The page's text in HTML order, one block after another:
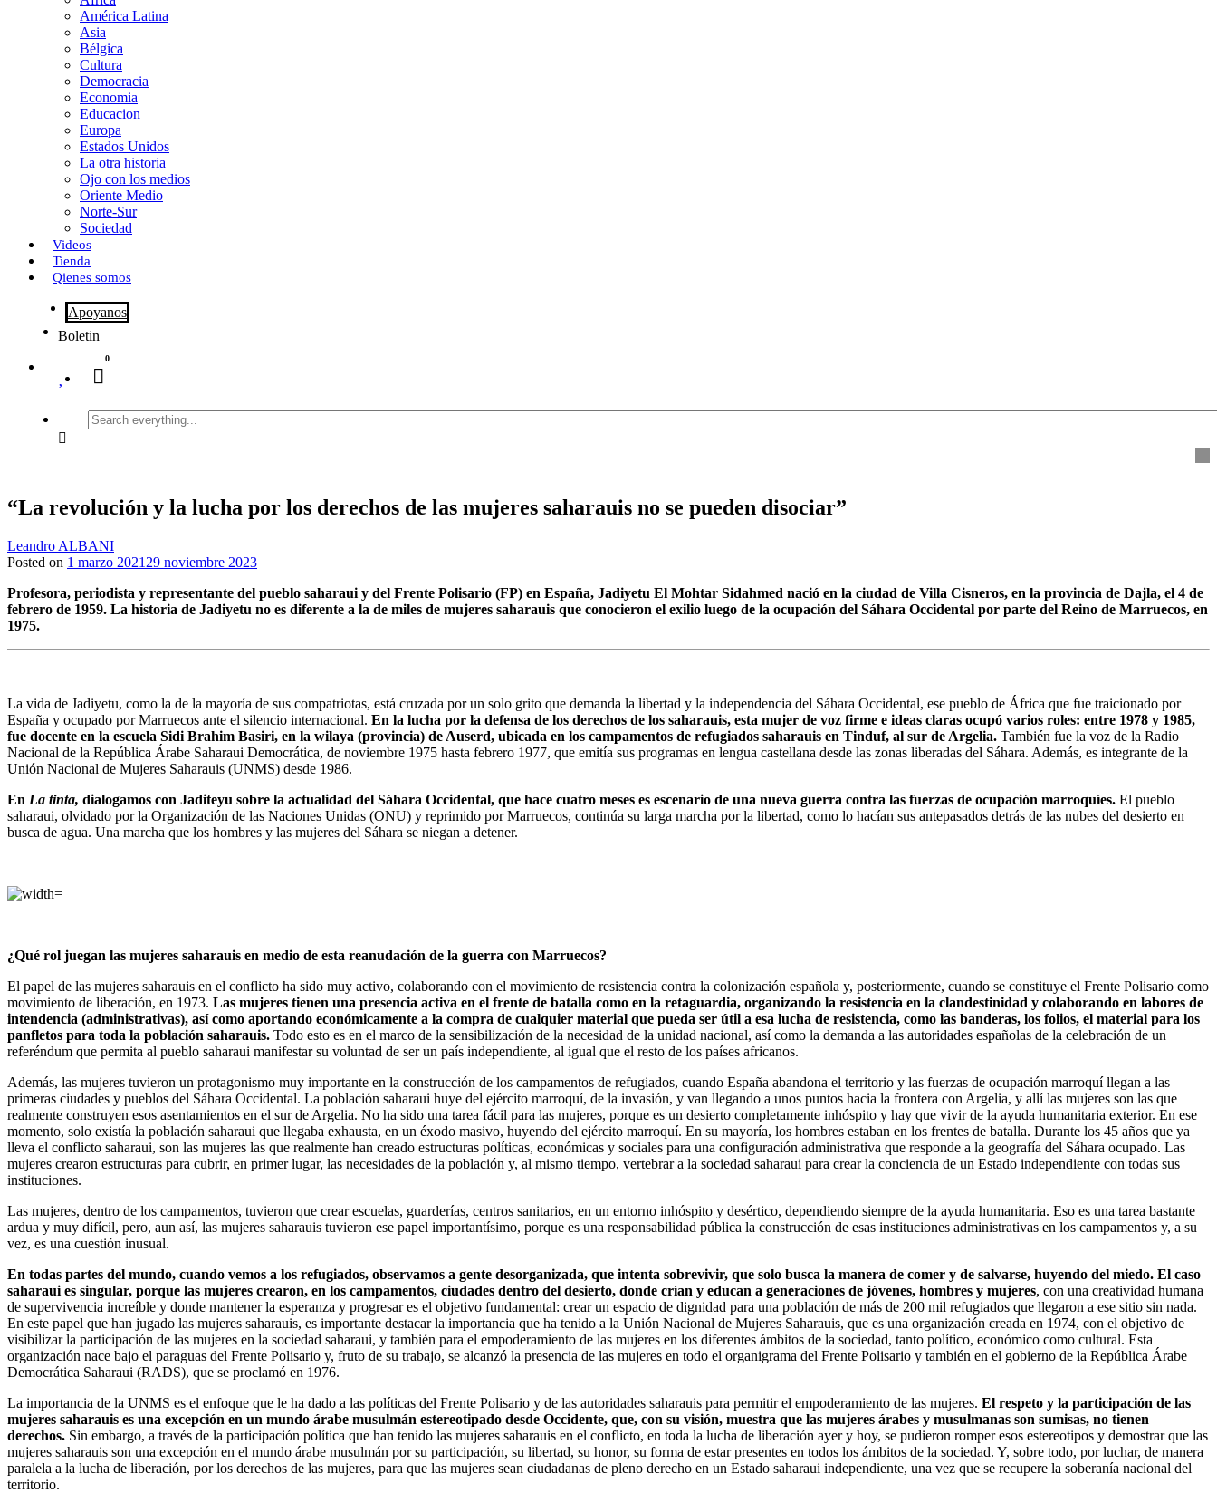
i
r
América Latina
Asia
Bélgica
Cultura
Democracia
Economia
Educacion
Europa
Estados Unidos
La otra historia
Ojo con los medios
Oriente Medio
Norte-Sur
Sociedad
Videos
Tienda
Qienes somos
Apoyanos
Boletin
0
Search
everything...
“La revolución y la lucha por los derechos de las mujeres saharauis no se pueden disociar”
Leandro ALBANI
Posted on 1 marzo 2021 29 noviembre 2023
Profesora, periodista y representante del pueblo saharaui y del Frente Polisario (FP) en España, Jadiyetu El Mohtar Sidahmed nació en la ciudad de Villa Cisneros, en la provincia de Dajla, el 4 de
febrero de 1959. La historia de Jadiyetu no es diferente a la de miles de mujeres saharauis que conocieron el exilio luego de la ocupación del Sáhara Occidental por parte del Reino de Marruecos, en
1975.
La vida de Jadiyetu, como la de la mayoría de sus compatriotas, está cruzada por un solo grito que demanda la libertad y la independencia del Sáhara Occidental, ese pueblo de África que fue traicionado por
España y ocupado por Marruecos ante el silencio internacional. En la lucha por la defensa de los derechos de los saharauis, esta mujer de voz firme e ideas claras ocupó varios roles: entre 1978 y 1985,
fue docente en la escuela Sidi Brahim Basiri, en la wilaya (provincia) de Auserd, ubicada en los campamentos de refugiados saharauis en Tinduf, al sur de Argelia. También fue la voz de la Radio
Nacional de la República Árabe Saharaui Democrática, de noviembre 1975 hasta febrero 1977, que emitía sus programas en lengua castellana desde las zonas liberadas del Sáhara. Además, es integrante de la
Unión Nacional de Mujeres Saharauis (UNMS) desde 1986.
En La tinta, dialogamos con Jaditeyu sobre la actualidad del Sáhara Occidental, que hace cuatro meses es escenario de una nueva guerra contra las fuerzas de ocupación marroquíes. El pueblo
saharaui, olvidado por la Organización de las Naciones Unidas (ONU) y reprimido por Marruecos, continúa su larga marcha por la libertad, como lo hacían sus antepasados detrás de las nubes del desierto en
busca de agua. Una marcha que los hombres y las mujeres del Sáhara se niegan a detener.
¿Qué rol juegan las mujeres saharauis en medio de esta reanudación de la guerra con Marruecos?
El papel de las mujeres saharauis en el conflicto ha sido muy activo, colaborando con el movimiento de resistencia contra la colonización española y, posteriormente, cuando se constituye el Frente Polisario como
movimiento de liberación, en 1973. Las mujeres tienen una presencia activa en el frente de batalla como en la retaguardia, organizando la resistencia en la clandestinidad y colaborando en labores de
intendencia (administrativas), así como aportando económicamente a la compra de cualquier material que pueda ser útil a esa lucha de resistencia, como las banderas, los folios, el material para los
panfletos para toda la población saharauis. Todo esto es en el marco de la sensibilización de la necesidad de la unidad nacional, así como la demanda a las autoridades españolas de la celebración de un
referéndum que permita al pueblo saharaui manifestar su voluntad de ser un país independiente, al igual que el resto de los países africanos.
Además, las mujeres tuvieron un protagonismo muy importante en la construcción de los campamentos de refugiados, cuando España abandona el territorio y las fuerzas de ocupación marroquí llegan a las
primeras ciudades y pueblos del Sáhara Occidental. La población saharaui huye del ejército marroquí, de la invasión, y van llegando a unos puntos hacia la frontera con Argelia, y allí las mujeres son las que
realmente construyen esos asentamientos en el sur de Argelia. No ha sido una tarea fácil para las mujeres, porque es un desierto completamente inhóspito y hay que vivir de la ayuda humanitaria exterior. En ese
momento, solo existía la población saharaui que llegaba exhausta, en un éxodo masivo, huyendo del ejército marroquí. En su mayoría, los hombres estaban en los frentes de batalla. Durante los 45 años que ya
lleva el conflicto saharaui, son las mujeres las que realmente han creado estructuras políticas, económicas y sociales para una configuración administrativa que responde a la geografía del Sáhara ocupado. Las
mujeres crearon estructuras para cubrir, en primer lugar, las necesidades de la población y, al mismo tiempo, vertebrar a la sociedad saharaui para crear la conciencia de un Estado independiente con todas sus
instituciones.
Las mujeres, dentro de los campamentos, tuvieron que crear escuelas, guarderías, centros sanitarios, en un entorno inhóspito y desértico, dependiendo siempre de la ayuda humanitaria. Eso es una tarea bastante
ardua y muy difícil, pero, aun así, las mujeres saharauis tuvieron ese papel importantísimo, porque es una responsabilidad pública la construcción de esas instituciones administrativas en los campamentos y, a su
vez, es una cuestión inusual.
En todas partes del mundo, cuando vemos a los refugiados, observamos a gente desorganizada, que intenta sobrevivir, que solo busca la manera de comer y de salvarse, huyendo del miedo. El caso
saharaui es singular, porque las mujeres crearon, en los campamentos, ciudades dentro del desierto, donde crían y educan a generaciones de jóvenes, hombres y mujeres, con una creatividad humana
de supervivencia increíble y donde mantener la esperanza y progresar es el objetivo fundamental: crear un espacio de dignidad para una población de más de 200 mil refugiados que llegaron a ese sitio sin nada.
En este papel que han jugado las mujeres saharauis, es importante destacar la importancia que ha tenido a la Unión Nacional de Mujeres Saharauis, que es una organización creada en 1974, con el objetivo de
visibilizar la participación de las mujeres en la sociedad saharaui, y también para el empoderamiento de las mujeres en los diferentes ámbitos de la sociedad, tanto político, económico como cultural. Esta
organización nace bajo el paraguas del Frente Polisario y, fruto de su trabajo, se alcanzó la presencia de las mujeres en todo el organigrama del Frente Polisario y también en el gobierno de la República Árabe
Democrática Saharaui (RADS), que se proclamó en 1976.
La importancia de la UNMS es el enfoque que le ha dado a las políticas del Frente Polisario y de las autoridades saharauis para permitir el empoderamiento de las mujeres. El respeto y la participación de las
mujeres saharauis es una excepción en un mundo árabe musulmán estereotipado desde Occidente, que, con su visión, muestra que las mujeres árabes y musulmanas son sumisas, no tienen
derechos. Sin embargo, a través de la participación política que han tenido las mujeres saharauis en el conflicto, en toda la lucha de liberación ayer y hoy, se pudieron romper esos estereotipos y demostrar que las
mujeres saharauis son una excepción en el mundo árabe musulmán por su participación, su libertad, su honor, su forma de estar presentes en todos los ámbitos de la sociedad. Y, sobre todo, por luchar, de manera
paralela a la lucha de liberación, por los derechos de las mujeres, para que las mujeres sean ciudadanas de pleno derecho en un Estado saharaui independiente, una vez que se recupere la soberanía nacional del
territorio.